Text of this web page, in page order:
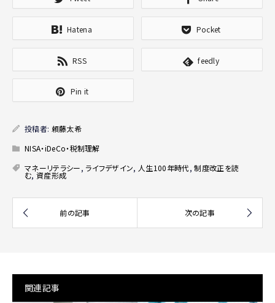
Hatena Pocket
RSS feedly
Pin it
投稿者: 頼藤太希
NISA・iDeCo・税制理解
マネーリテラシー, ライフデザイン, 人生100年時代,制度改正を読
む,資産形成
関連記事